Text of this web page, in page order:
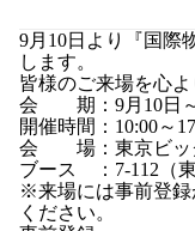
9月10日より『国際
します。
皆様のご来場を心よ
会 期：9月10日
開催時間：10:00～
会 場：東京ビッ
ブース ：7-112（東
※来場には事前登録
ください。